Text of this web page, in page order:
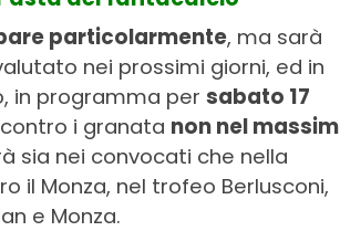
particolarmente, ma sarà
nei prossimi giorni, ed in
in programma per sabato 17
i granata non nel
sia nei convocati che nella
il Monza, nel trofeo Berlusconi,
e Monza.